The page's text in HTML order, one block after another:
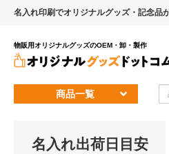
名入れ印刷でオリジナルグッズ・記念品
物販用オリジナルグッズのOEM・卸・製作
商品一覧
名入れ出荷日目安